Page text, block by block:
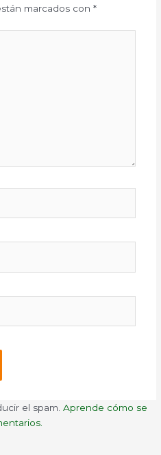
marcados con *
el spam.Aprende cómo se